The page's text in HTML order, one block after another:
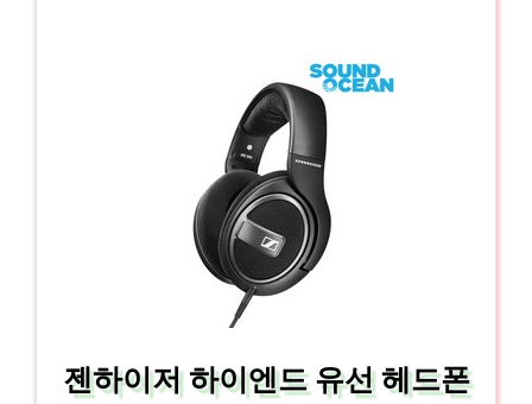
젠하이저 하이엔드 유선 헤드폰